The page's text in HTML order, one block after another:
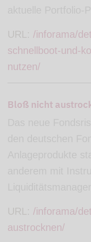
URL: /inforama/
schnellboot-und-
nutzen/
Bloß nicht
URL: /inforama/
austrocknen/